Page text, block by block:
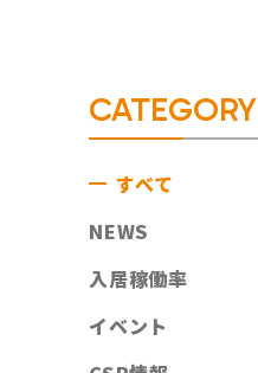
CATEGORY
すべて
NEWS
入居稼働率
イベント